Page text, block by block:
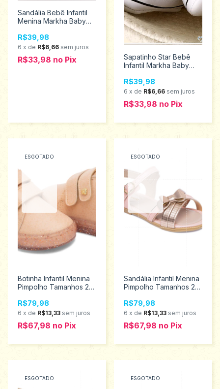
Sandália Bebê Infantil
Menina Markha Baby
R$39,98
6 x de R$6,66 sem juros
R$33,98 no Pix
Sapatinho Star Bebê
Infantil Markha Baby
R$39,98
6 x de R$6,66 sem juros
R$33,98 no Pix
ESGOTADO
Botinha Infantil Menina
Pimpolho Tamanhos 22
R$79,98
6 x de R$13,33 sem juros
R$67,98 no Pix
ESGOTADO
Sandália Infantil Menina
Pimpolho Tamanhos 22
R$79,98
6 x de R$13,33 sem juros
R$67,98 no Pix
ESGOTADO ESGOTADO